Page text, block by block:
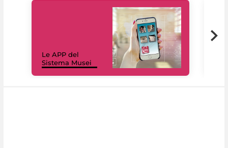
Le APP del
Sistema Musei